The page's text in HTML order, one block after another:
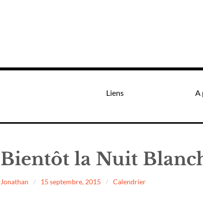
Liens A
Bientôt la Nuit
Jonathan 15 septembre, 2015 Calendrier